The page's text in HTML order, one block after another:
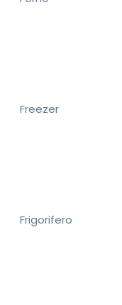
Freezer
Frigorifero